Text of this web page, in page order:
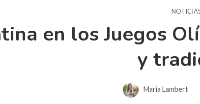
en los Juegos
y
Maria Lambert